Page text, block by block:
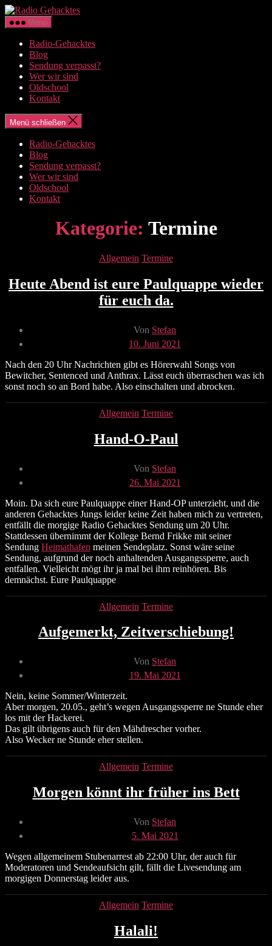
Zum
Inhalt
springen
Radio
Menü
Radio-Gehacktes
Blog
Sendung verpasst?
Wer wir sind
Oldschool
Kontakt
Menü schließen
Radio-Gehacktes
Blog
Sendung verpasst?
Wer wir sind
Oldschool
Kontakt
Kategorie: Termine
Kategorien
Allgemein Termine
Heute Abend ist eure Paulquappe wieder
für euch da.
Beitragsautor
Von Stefan
Veröffentlichungsdatum
10. Juni 2021
Nach den 20 Uhr Nachrichten gibt es Hörerwahl Songs von
Bewitcher, Sentenced und Anthrax. Lässt euch überraschen was ich
sonst noch so an Bord habe. Also einschalten und abrocken.
Kategorien
Allgemein Termine
Hand-O-Paul
Beitragsautor
Von Stefan
Veröffentlichungsdatum
26. Mai 2021
Moin. Da sich eure Paulquappe einer Hand-OP unterzieht, und die
anderen Gehacktes Jungs leider keine Zeit haben mich zu vertreten,
entfällt die morgige Radio Gehacktes Sendung um 20 Uhr.
Stattdessen übernimmt der Kollege Bernd Frikke mit seiner
Sendung Heimathafen meinen Sendeplatz. Sonst wäre seine
Sendung, aufgrund der noch anhaltenden Ausgangssperre, auch
entfallen. Vielleicht mögt ihr ja mal bei ihm reinhören. Bis
demnächst. Eure Paulquappe
Kategorien
Allgemein Termine
Aufgemerkt, Zeitverschiebung!
Beitragsautor
Von Stefan
Veröffentlichungsdatum
19. Mai 2021
Nein, keine Sommer/Winterzeit.
Aber morgen, 20.05., geht’s wegen Ausgangssperre ne Stunde eher
los mit der Hackerei.
Das gilt übrigens auch für den Mähdrescher vorher.
Also Wecker ne Stunde eher stellen.
Kategorien
Allgemein Termine
Morgen könnt ihr früher ins Bett
Beitragsautor
Von Stefan
Veröffentlichungsdatum
5. Mai 2021
Wegen allgemeinem Stubenarrest ab 22:00 Uhr, der auch für
Moderatoren und Sendeaufsicht gilt, fällt die Livesendung am
morgigen Donnerstag leider aus.
Kategorien
Allgemein Termine
Halali!